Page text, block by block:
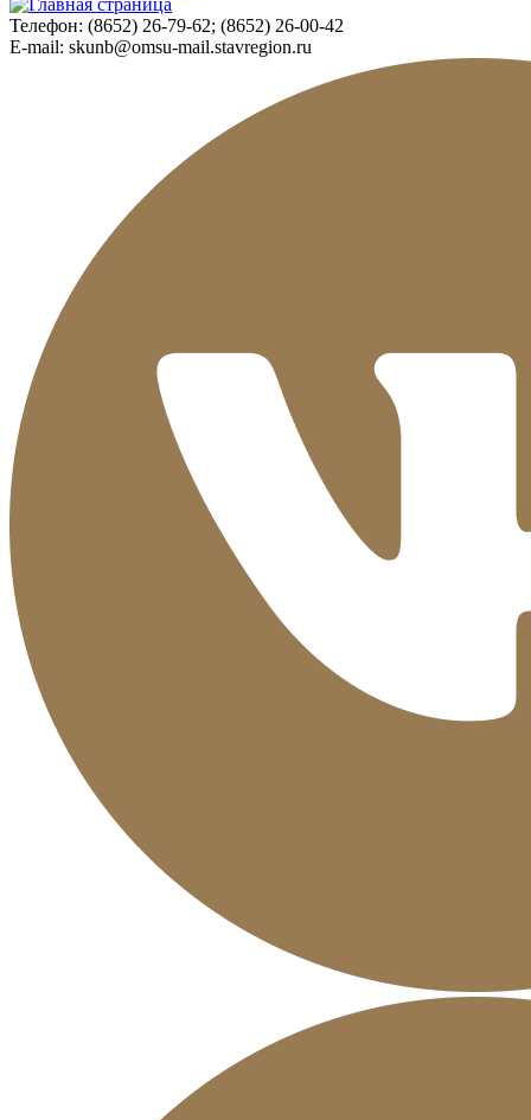
Телефон: (8652) 26-79-62; (8652) 26-00-42
E-mail: skunb@omsu-mail.stavregion.ru